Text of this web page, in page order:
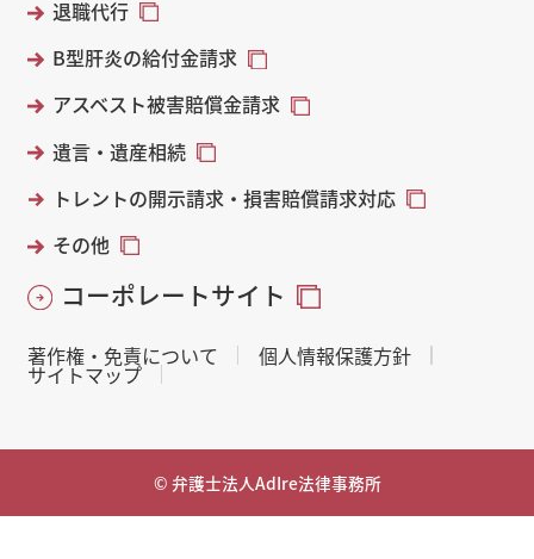
退職代行
B型肝炎の給付金請求
アスベスト被害賠償金請求
遺言・遺産相続
トレントの開示請求・損害賠償請求対応
その他
コーポレートサイト
著作権・免責について 個人情報保護方針
サイトマップ
© 弁護士法人AdIre法律事務所